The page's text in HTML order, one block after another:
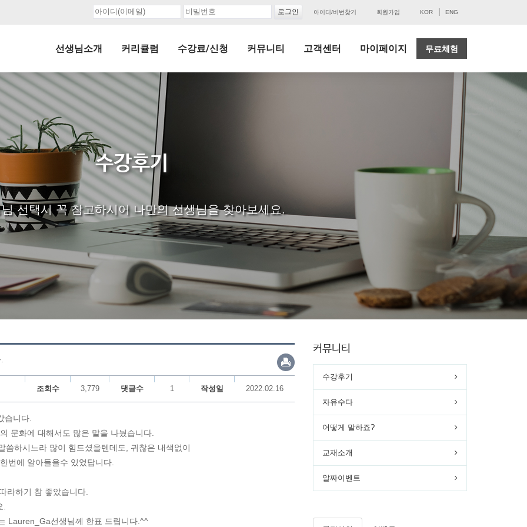
아이디/비번찾기 회원가입 KOR ENG
선생님소개 커리큘럼 수강료/신청 커뮤니티 고객센터 마이페이지 무료체험
수강후기
선택시 꼭 참고하시어 나만의 선생님을 찾아보세요.
조회수 3,779 댓글수 1 작성일 2022.02.16
습니다.
문화에 대해서도 많은 말을 나눴습니다.
하시느라 많이 힘드셨을텐데도, 귀찮은 내색없이
번에 알아들을수 있었답니다.
라하기 참 좋았습니다.
Lauren_Ga선생님께 한표 드립니다.^^
커뮤니티
수강후기
자유수다
어떻게 말하죠?
교재소개
알짜이벤트